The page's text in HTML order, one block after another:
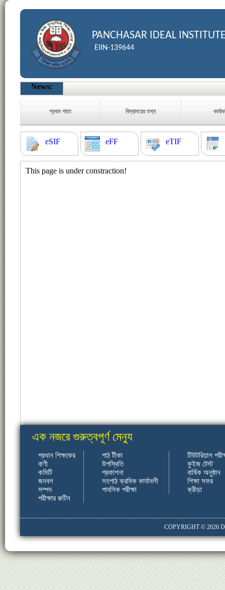
PANCHASAR IDEAL
EIIN-139644
News:
প্রথম পাতা বিদ্যালয়ের তথ্য
eSIF eFF eTIF
This page is under constraction!
এক নজরে গুরুত্বপূর্ণ মেন্যু
প্রধান শিক্ষকের
বাণী
কমিটি
জনবল
সম্পদ
পরীক্ষার রুটিন
পাঠ টীকা
উপস্থিতি
প্রকাশনা
সহপাঠ ক্রমিক কার্যাবলী
পাবলিক পরীক্ষা
টিউটরিয়াল
কুইজ টেস্ট
বার্ষিক অনুষ্ঠান
শিক্ষা সফর
ক্রীড়া
COPYRIGHT © 2026